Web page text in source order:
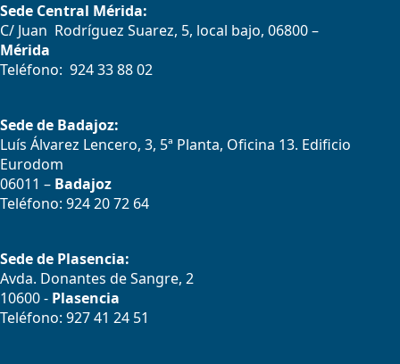
Sede Central Mérida:
C/ Juan Rodríguez Suarez, 5, local bajo, 06800 –
Mérida
Teléfono: 924 33 88 02
Sede de Badajoz:
Luís Álvarez Lencero, 3, 5ª Planta, Oficina 13. Edificio
Eurodom
06011 – Badajoz
Teléfono: 924 20 72 64
Sede de Plasencia:
Avda. Donantes de Sangre, 2
10600 - Plasencia
Teléfono: 927 41 24 51